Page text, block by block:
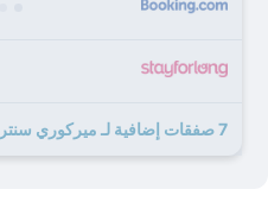
7 صفقات إضافية لـ ميركوري سنترال هوتل هانوي